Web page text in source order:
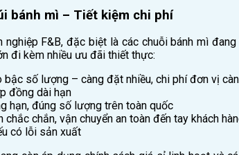
bánh mì – Tiết kiệm chi phí
nghiệp F&B, đặc biệt là các chuỗi bánh mì
đi kèm nhiều ưu đãi thiết thực:
bậc số lượng – càng đặt nhiều, chi phí đơn vị
đồng dài hạn
hạn, đúng số lượng trên toàn quốc
chắc chắn, vận chuyển an toàn đến tay khách
có lỗi sản xuất